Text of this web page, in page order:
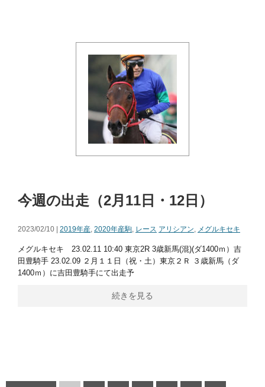
今週の出走（2月11日・12日）
2023/02/10 | 2019年産, 2020年産駒, レース アリシアン, メグルキセキ
メグルキセキ 23.02.11 10:40 東京2R 3歳新馬(混)(ダ1400ｍ）吉
田豊騎手 23.02.09 ２月１１日（祝・土）東京２Ｒ ３歳新馬（ダ
1400ｍ）に吉田豊騎手にて出走予
続きを見る